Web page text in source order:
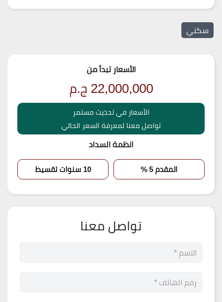
سكني
الأسعار تبدأ من
22,000,000ج.م
الأسعار في تحديث مستمر
تواصل معنا لمعرفة السعر الحالي
انظمة السداد
المقدم 5 % 10 سنوات تقسيط
تواصل معنا